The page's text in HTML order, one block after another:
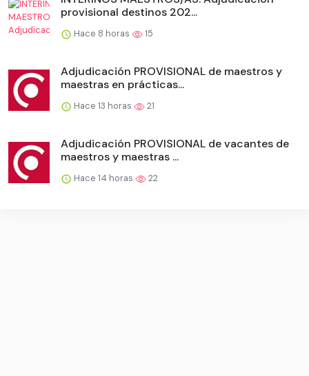
provisional destinos 202...
Hace 8 horas 15
Adjudicación PROVISIONAL de maestros y
maestras en prácticas...
Hace 13 horas 21
Adjudicación PROVISIONAL de vacantes de
maestros y maestras ...
Hace 14 horas 22